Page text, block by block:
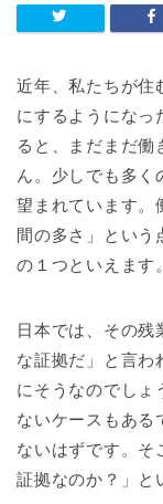
近年、私たちが住
にするようになっ
ると、まだまだ働
ん。少しでも多く
望まれています。
間の多さ」という
の１つといえます。
日本では、その残
な証拠だ」と言わ
にそうなのでしょ
ないケースもある
ないはずです。そ
証拠なのか？」と